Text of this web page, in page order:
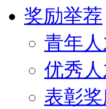
奖励举荐
青年
优秀
表彰